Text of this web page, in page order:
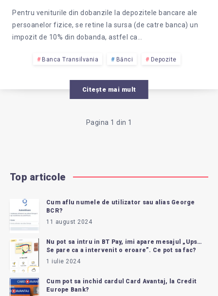
Pentru veniturile din dobanzile la depozitele bancare ale
persoanelor fizice, se retine la sursa (de catre banca) un
impozit de 10% din dobanda, astfel ca…
Banca Transilvania Bănci Depozite
Citește mai mult
Pagina 1 din 1
Top articole
Cum aflu numele de utilizator sau alias George
BCR?
11 august 2024
Nu pot sa intru in BT Pay, imi apare mesajul „Ups…
Se pare ca a intervenit o eroare”. Ce pot sa fac?
1 iulie 2024
Cum pot sa inchid cardul Card Avantaj, la Credit
Europe Bank?